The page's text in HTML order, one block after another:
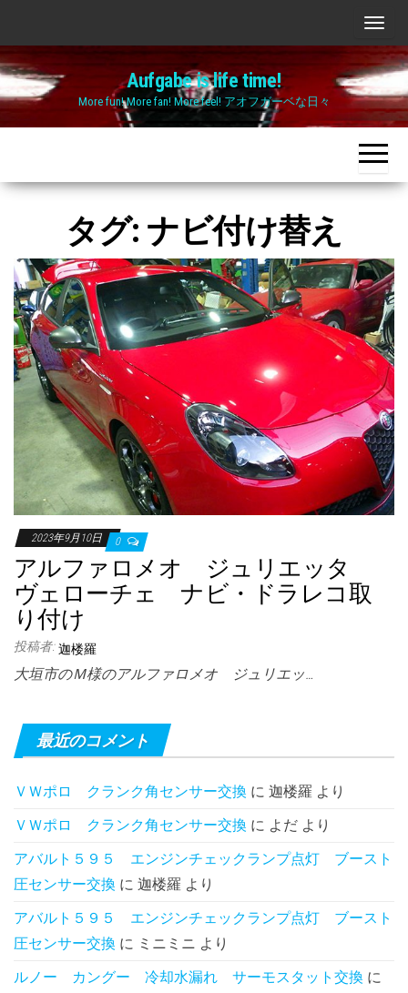
the
content
ナ
ビ
ゲ
ー
シ
ョ
ン
替
え
Aufgabe is life time!
More fun! More fan! More feel! アオフガーベな日々
タグ: ナビ付け替え
2023年9月10日 0
アルファロメオ ジュリエッタ
ヴェローチェ ナビ・ドラレコ取
り付け
投稿者: 迦楼羅
大垣市のＭ様のアルファロメオ ジュリエッ…
最近のコメント
ＶＷポロ クランク角センサー交換 に 迦楼羅 より
ＶＷポロ クランク角センサー交換 に よだ より
アバルト５９５ エンジンチェックランプ点灯 ブースト
圧センサー交換 に 迦楼羅 より
アバルト５９５ エンジンチェックランプ点灯 ブースト
圧センサー交換 に ミニミニ より
ルノー カングー 冷却水漏れ サーモスタット交換 に